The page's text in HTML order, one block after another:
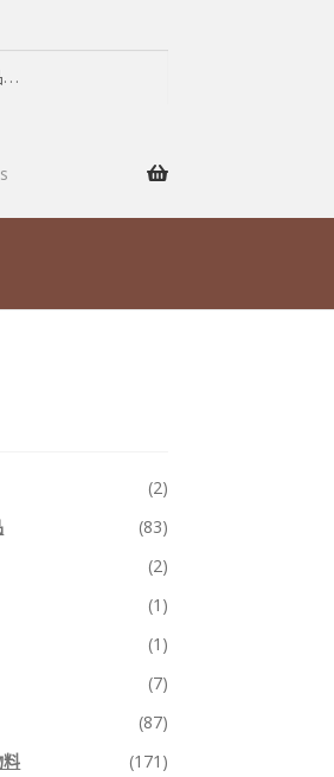
(2)
(83)
(2)
(1)
(1)
(7)
(87)
(171)